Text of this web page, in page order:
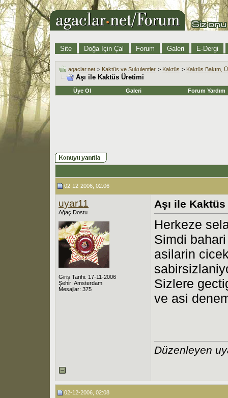
Site Doğa İçin Çal Forum Galeri E-Dergi
agaclar.net > Kaktüs ve Sukulentler > Kaktüs > Kaktüs Bakım,
Aşı ile Kaktüs Üretimi
Üye Ol Galeri Forum Yardım
02-12-2006, 02:06
uyar11
Ağaç Dostu
Giriş Tarihi: 17-11-2006
Şehir: Amsterdam
Mesajlar: 375
Aşı ile
Herkeze
Simdi
asilarin
Sizlere
ve asi
Düzenleyen
02-12-2006, 02:08